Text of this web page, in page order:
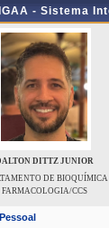
- Sistema
DITTZ JUNIOR
DE BIOQUÍMICA
FARMACOLOGIA/CCS